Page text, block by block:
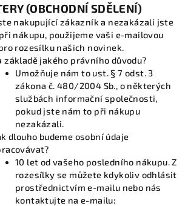
(OBCHODNÍ SDĚLENÍ)
nakupující zákazník a nezakázali jste
nákupu, použijeme vaši e-mailovou
rozesílku našich novinek.
základě jakého právního důvodu?
Umožňuje nám to ust. § 7 odst. 3
zákona č. 480/2004 Sb., o některých
službách informační společnosti,
pokud jste nám to při nákupu
nezakázali.
dlouho budeme osobní údaje
10 let od vašeho posledního nákupu. Z
rozesílky se můžete kdykoliv odhlásit
prostřednictvím e-mailu nebo nás
kontaktujte na e-mailu: